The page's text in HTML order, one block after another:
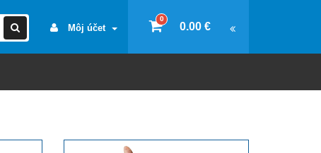
Môj účet
0
0.00 €